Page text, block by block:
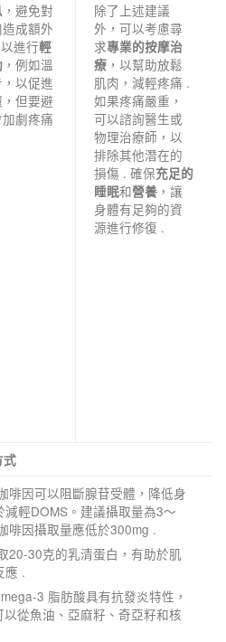
，避免對
成額外
進行輕
，例如溫
以促進
但要避
劇疼痛
除了上述建議
外，可以考慮尋
求專業的按摩治
療 ，以幫助放鬆
肌肉，減輕疼痛 .
如果疼痛嚴重，
可以諮詢醫生或
物理治療師，以
排除其他潛在的
損傷 . 確保充足的
睡眠和營養 ，讓
身體有足夠的資
源進行修復 .
式
啡因可以阻斷腺苷受體，降低身
輕DOMS。建議攝取量為3～
啡因攝取量應低於300mg .
20-30克的乳清蛋白，有助於肌
應 .
3 脂肪酸具有抗發炎特性，
從魚油、亞麻籽、奇亞籽和核